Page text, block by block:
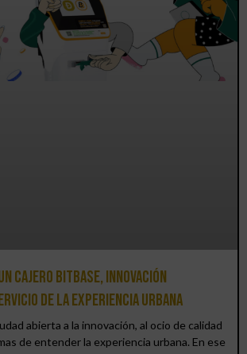
cajero BitBase, innovación
de la experiencia urbana
abierta a la innovación, al ocio de calidad
de entender la experiencia urbana. En ese